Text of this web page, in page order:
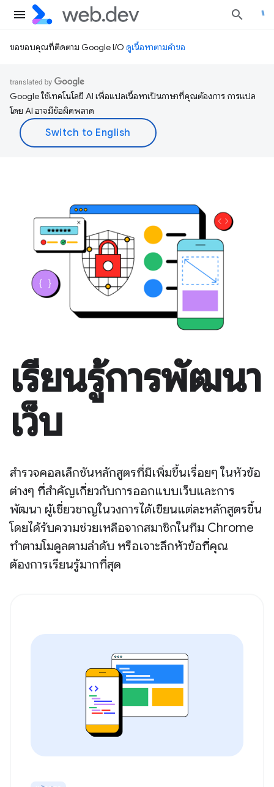
ขอขอบคุณที่ติดตาม Google I/O ดูเนื้อหาตามคำขอ
Google ใช้เทคโนโลยี AI เพื่อแปลเนื้อหาเป็นภาษาที่คุณต้องการ การแปล
โดย AI อาจมีข้อผิดพลาด
เรียนรู้การพัฒนา
เว็บ
สำรวจคอลเล็กชันหลักสูตรที่มีเพิ่มขึ้นเรื่อยๆ ในหัวข้อ
ต่างๆ ที่สำคัญเกี่ยวกับการออกแบบเว็บและการ
พัฒนา ผู้เชี่ยวชาญในวงการได้เขียนแต่ละหลักสูตรขึ้น
โดยได้รับความช่วยเหลือจากสมาชิกในทีม Chrome
ทำตามโมดูลตามลำดับ หรือเจาะลึกหัวข้อที่คุณ
ต้องการเรียนรู้มากที่สุด